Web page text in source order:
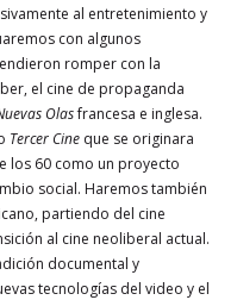
al entretenimiento y
con algunos
romper con la
el cine de propaganda
Olasfrancesa e inglesa.
Tercer Cine que se originara
los 60 como un proyecto
social. Haremos también
partiendo del cine
al cine neoliberal actual.
documental y
tecnologías del video y el